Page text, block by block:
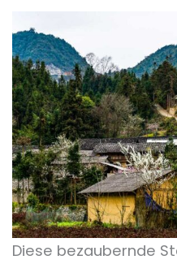
Diese bezaubernde